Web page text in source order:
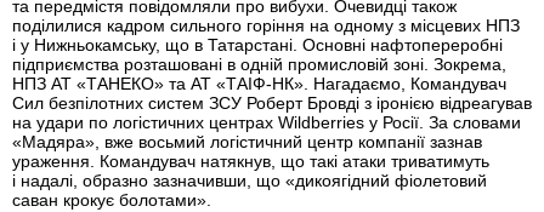
та передмістя повідомляли про вибухи. Очевидці також
поділилися кадром сильного горіння на одному з місцевих НПЗ
і у Нижньокамську, що в Татарстані. Основні нафтопереробні
підприємства розташовані в одній промисловій зоні. Зокрема,
НПЗ АТ «ТАНЕКО» та АТ «ТАІФ-НК». Нагадаємо, Командувач
Сил безпілотних систем ЗСУ Роберт Бровді з іронією відреагував
на удари по логістичних центрах Wildberries у Росії. За словами
«Мадяра», вже восьмий логістичний центр компанії зазнав
ураження. Командувач натякнув, що такі атаки триватимуть
і надалі, образно зазначивши, що «дикоягідний фіолетовий
саван крокує болотами».